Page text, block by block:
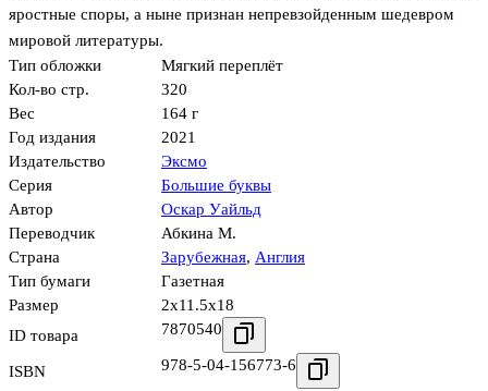
яростные споры, а ныне признан непревзойденным шедевром
мировой литературы.
Тип обложки
Мягкий переплёт
Кол-во стр.
320
Вес
164 г
Год издания
2021
Издательство
Эксмо
Серия
Большие буквы
Автор
Оскар Уайльд
Переводчик
Абкина М.
Страна
Зарубежная, Англия
Тип бумаги
Газетная
Размер
2x11.5x18
ID товара
7870540
ISBN 978-5-04-156773-6